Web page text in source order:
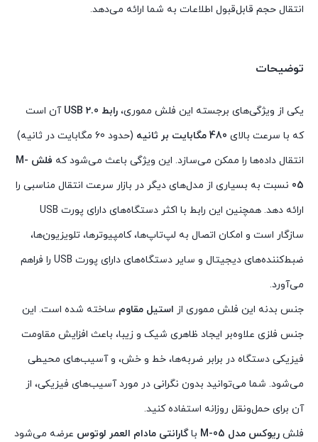
انتقال حجم قابل‌قبول اطلاعات به شما ارائه می‌دهد.
توضیحات
یکی از ویژگی‌های برجسته این فلش مموری، رابط USB 2.0
آن است
که با سرعت بالای 480 مگابایت بر ثانیه
(حدود 60 مگابایت در ثانیه)
انتقال داده‌ها را ممکن می‌سازد. این ویژگی باعث می‌شود که
فلش M-
05 نسبت به بسیاری از مدل‌های دیگر در بازار سرعت انتقال مناسبی را
ارائه دهد. همچنین این رابط با اکثر دستگاه‌های دارای پورت USB
سازگار است و امکان اتصال به لپ‌تاپ‌ها، کامپیوترها، تلویزیون‌ها،
ضبط‌کننده‌های دیجیتال و سایر دستگاه‌های دارای پورت USB را فراهم
می‌آورد.
جنس بدنه این فلش مموری از استیل مقاوم ساخته شده است. این
جنس فلزی علاوه‌بر ایجاد ظاهری شیک و زیبا، باعث افزایش مقاومت
فیزیکی دستگاه در برابر ضربه‌ها، خط و خش، و آسیب‌های محیطی
می‌شود. شما می‌توانید بدون نگرانی در مورد آسیب‌های فیزیکی، از
آن برای حمل‌ونقل روزانه استفاده کنید.
فلش ریوکس مدل M-05 باگارانتی مادام العمر لوتوس عرضه می‌شود